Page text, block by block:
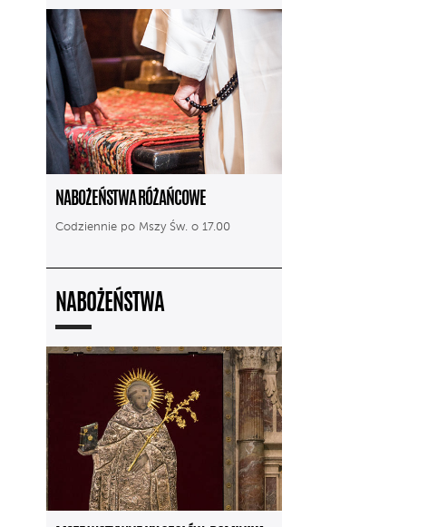
NABOŻEŃSTWA RÓŻAŃCOWE
Codziennie po Mszy Św. o 17.00
NABOŻEŃSTWA